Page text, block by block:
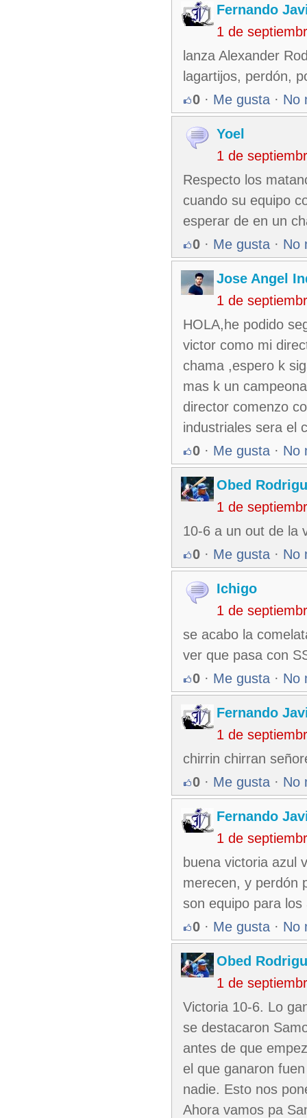
Fernando
1 de
lanza Alexander
lagartijos, perdón,
0 · Me gusta · No
Yoel
1 de
Respecto los
cuando su equipo
esperar de en un
0 · Me gusta · No
Jose Angel
1 de
HOLA,he podido
victor como mi
chama ,espero k
mas k un
director comenzo
industriales sera el
0 · Me gusta · No
Obed
1 de
10-6 a un out de la
0 · Me gusta · No
Ichigo
1 de
se acabo la
ver que pasa con
0 · Me gusta · No
Fernando
1 de
chirrin chirran
0 · Me gusta · No
Fernando
1 de
buena victoria azul
merecen, y perdón
son equipo para los
0 · Me gusta · No
Obed
1 de
Victoria 10-6. Lo
se destacaron
antes de que
el que ganaron
nadie. Esto nos
Ahora vamos pa